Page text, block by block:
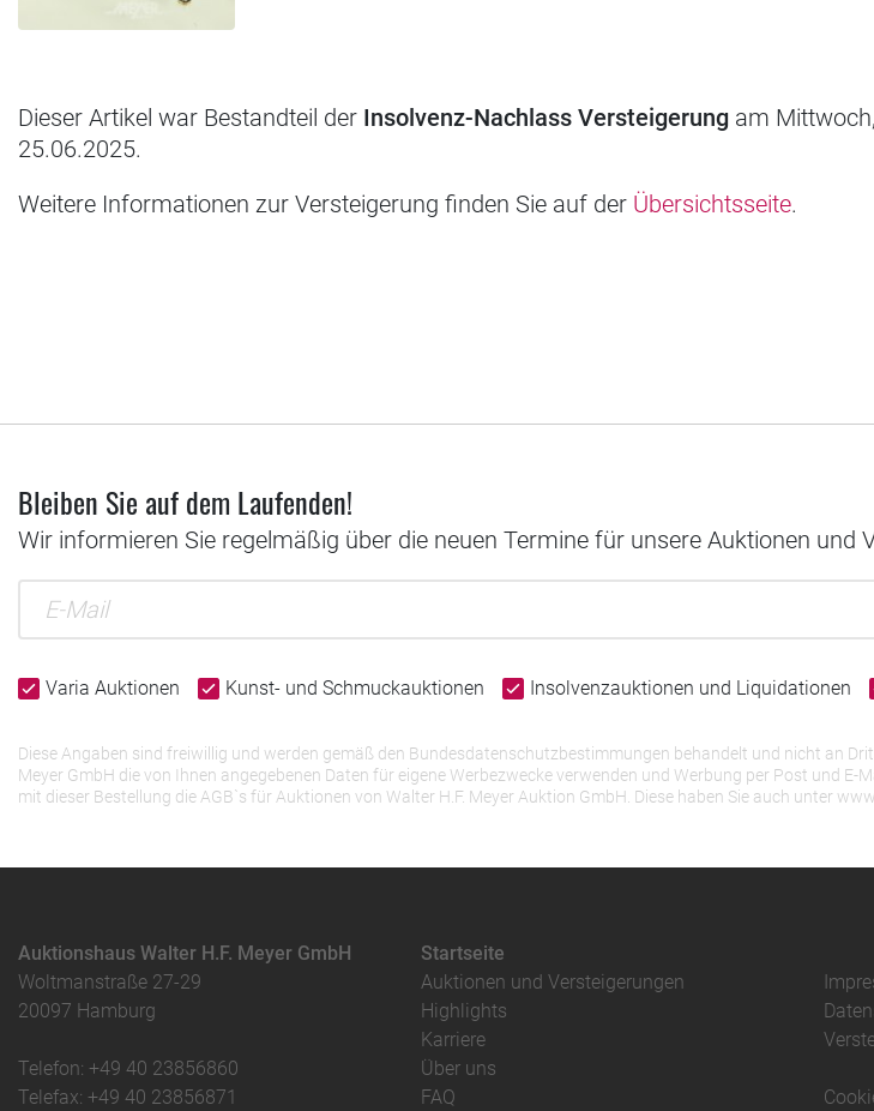
Dieser Artikel war Bestandteil der Insolvenz-Nachlass Versteigerung am
25.06.2025.
Weitere Informationen zur Versteigerung finden Sie auf der Übersichtsseite.
Bleiben Sie auf dem Laufenden!
Wir informieren Sie regelmäßig über die neuen Termine für unsere Auktionen und
Varia Auktionen Kunst- und Schmuckauktionen Insolvenzauktionen und Liquidationen
Diese Angaben sind freiwillig und werden gemäß den Bundesdatenschutzbestimmungen behandelt und nicht an
Meyer GmbH die von Ihnen angegebenen Daten für eigene Werbezwecke verwenden und Werbung per Post und
mit dieser Bestellung die AGB`s für Auktionen von Walter H.F. Meyer Auktion GmbH. Diese haben Sie auch unter
Auktionshaus Walter H.F. Meyer GmbH
Woltmanstraße 27-29
20097 Hamburg
Telefon: +49 40 23856860
Telefax: +49 40 23856871
Startseite
Auktionen und Versteigerungen
Highlights
Karriere
Über uns
FAQ